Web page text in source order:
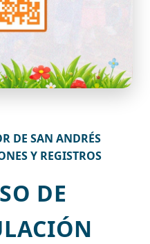
DE SAN ANDRÉS
Y REGISTROS
DE